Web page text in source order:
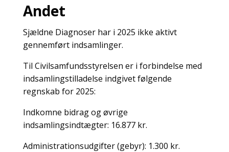
Andet
Sjældne Diagnoser har i 2025 ikke aktivt
gennemført indsamlinger.
Til Civilsamfundsstyrelsen er i forbindelse med
indsamlingstilladelse indgivet følgende
regnskab for 2025:
Indkomne bidrag og øvrige
indsamlingsindtægter: 16.877 kr.
Administrationsudgifter (gebyr): 1.300 kr.